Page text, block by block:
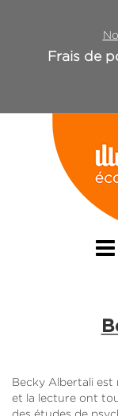
Frais de
Becky Albertali est
et la lecture ont